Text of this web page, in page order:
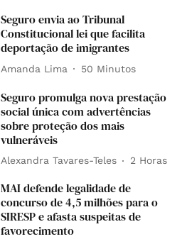
Seguro envia ao Tribunal
Constitucional lei que facilita
deportação de imigrantes
Amanda Lima 50 Minutos
Seguro promulga nova prestação
social única com advertências
sobre proteção dos mais
vulneráveis
Alexandra Tavares-Teles 2 Horas
MAI defende legalidade de
concurso de 4,5 milhões para o
SIRESP e afasta suspeitas de
favorecimento